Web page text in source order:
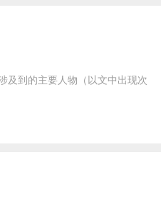
到的主要人物（以文中出现次